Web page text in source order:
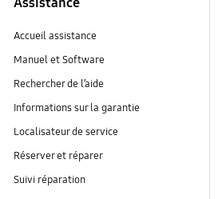
Accueil assistance
Manuel et Software
Rechercher de l’aide
Informations sur la garantie
Localisateur de service
Réserver et réparer
Suivi réparation